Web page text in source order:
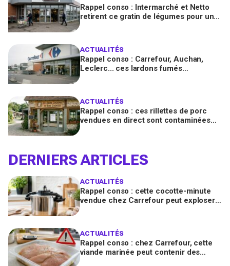
Rappel conso : Intermarché et Netto
retirent ce gratin de légumes pour un
ACTUALITÉS
Rappel conso : Carrefour, Auchan,
Leclerc... ces lardons fumés
ACTUALITÉS
Rappel conso : ces rillettes de porc
vendues en direct sont contaminées
DERNIERS ARTICLES
ACTUALITÉS
Rappel conso : cette cocotte-minute
vendue chez Carrefour peut exploser
ACTUALITÉS
Rappel conso : chez Carrefour, cette
viande marinée peut contenir des